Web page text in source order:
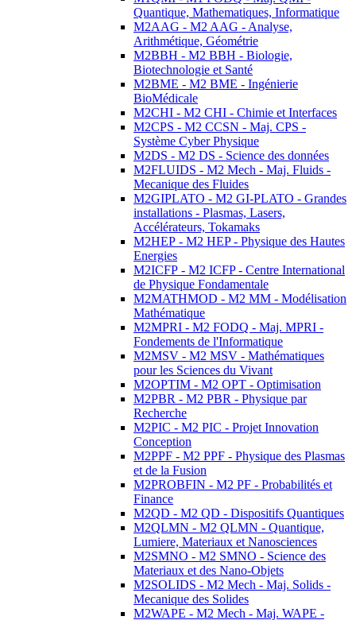
Quantique, Mathematiques, Informatique
M2AAG - M2 AAG - Analyse,
Arithmétique, Géométrie
M2BBH - M2 BBH - Biologie,
Biotechnologie et Santé
M2BME - M2 BME - Ingénierie
BioMédicale
M2CHI - M2 CHI - Chimie et Interfaces
M2CPS - M2 CCSN - Maj. CPS -
Système Cyber Physique
M2DS - M2 DS - Science des données
M2FLUIDS - M2 Mech - Maj. Fluids -
Mecanique des Fluides
M2GIPLATO - M2 GI-PLATO - Grandes
installations - Plasmas, Lasers,
Accélérateurs, Tokamaks
M2HEP - M2 HEP - Physique des Hautes
Energies
M2ICFP - M2 ICFP - Centre International
de Physique Fondamentale
M2MATHMOD - M2 MM - Modélisation
Mathématique
M2MPRI - M2 FODQ - Maj. MPRI -
Fondements de l'Informatique
M2MSV - M2 MSV - Mathématiques
pour les Sciences du Vivant
M2OPTIM - M2 OPT - Optimisation
M2PBR - M2 PBR - Physique par
Recherche
M2PIC - M2 PIC - Projet Innovation
Conception
M2PPF - M2 PPF - Physique des Plasmas
et de la Fusion
M2PROBFIN - M2 PF - Probabilités et
Finance
M2QD - M2 QD - Dispositifs Quantiques
M2QLMN - M2 QLMN - Quantique,
Lumiere, Materiaux et Nanosciences
M2SMNO - M2 SMNO - Science des
Materiaux et des Nano-Objets
M2SOLIDS - M2 Mech - Maj. Solids -
Mecanique des Solides
M2WAPE - M2 Mech - Maj. WAPE -